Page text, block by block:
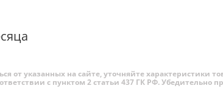
от указанных на сайте, уточняйте характеристики
с пунктом 2 статьи 437 ГК РФ.